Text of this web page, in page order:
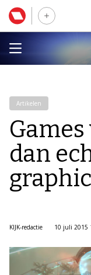
Artikelen
dan
KIJK-redactie 10 juli 2015